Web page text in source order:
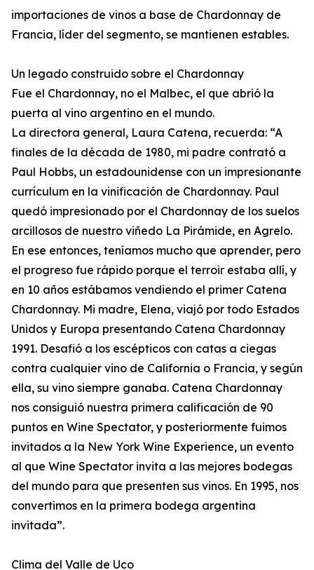
importaciones de vinos a base de Chardonnay de
Francia, líder del segmento, se mantienen estables.
Un legado construido sobre el Chardonnay
Fue el Chardonnay, no el Malbec, el que abrió la
puerta al vino argentino en el mundo.
La directora general, Laura Catena, recuerda: “A
finales de la década de 1980, mi padre contrató a
Paul Hobbs, un estadounidense con un impresionante
currículum en la vinificación de Chardonnay. Paul
quedó impresionado por el Chardonnay de los suelos
arcillosos de nuestro viñedo La Pirámide, en Agrelo.
En ese entonces, teníamos mucho que aprender, pero
el progreso fue rápido porque el terroir estaba allí, y
en 10 años estábamos vendiendo el primer Catena
Chardonnay. Mi madre, Elena, viajó por todo Estados
Unidos y Europa presentando Catena Chardonnay
1991. Desafió a los escépticos con catas a ciegas
contra cualquier vino de California o Francia, y según
ella, su vino siempre ganaba. Catena Chardonnay
nos consiguió nuestra primera calificación de 90
puntos en Wine Spectator, y posteriormente fuimos
invitados a la New York Wine Experience, un evento
al que Wine Spectator invita a las mejores bodegas
del mundo para que presenten sus vinos. En 1995, nos
convertimos en la primera bodega argentina
invitada”.
Clima del Valle de Uco